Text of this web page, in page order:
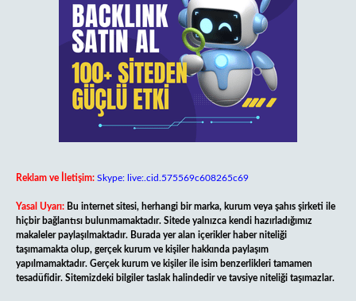
Reklam ve İletişim: Skype: live:.cid.575569c608265c69
Yasal Uyarı: Bu internet sitesi, herhangi bir marka, kurum veya şahıs şirketi ile
hiçbir bağlantısı bulunmamaktadır. Sitede yalnızca kendi hazırladığımız
makaleler paylaşılmaktadır. Burada yer alan içerikler haber niteliği
taşımamakta olup, gerçek kurum ve kişiler hakkında paylaşım
yapılmamaktadır. Gerçek kurum ve kişiler ile isim benzerlikleri tamamen
tesadüfidir. Sitemizdeki bilgiler taslak halindedir ve tavsiye niteliği taşımazlar.